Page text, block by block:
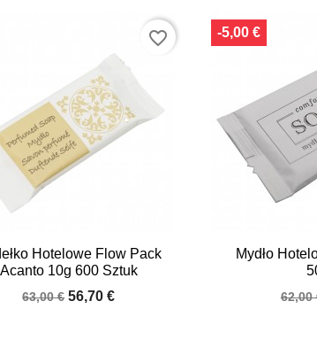
Hotelowe Flow Pack
Acanto 10g 600 Sztuk
63,00 € 56,70 €
Quick view
favorite_border
Mydło
62,00
-5,00 €
